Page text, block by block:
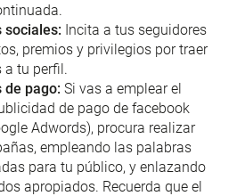
sociales: Incita a tus seguidores
premios y privilegios por traer
a tu perfil.
de pago: Si vas a emplear el
de pago de facebook
Adwords), procura realizar
empleando las palabras
para tu público, y enlazando
apropiados. Recuerda que el